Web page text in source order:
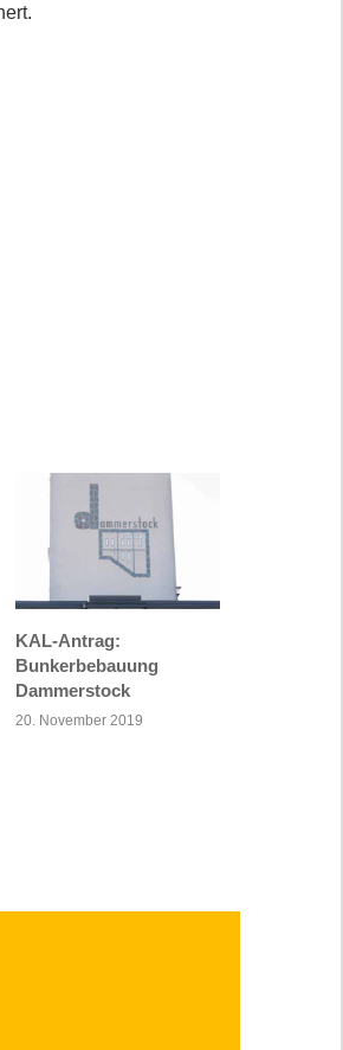
KAL-Antrag:
Bunkerbebauung
Dammerstock
20. November 2019